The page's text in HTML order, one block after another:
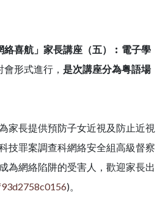
絡喜航」家長講座（五）︰電子學
形式進行， 是次講座分為粤語場
長提供預防子女近視及防止近視
技罪案調查科網絡安全組高級督察
為網絡陷阱的受害人，歡迎家長出
)。